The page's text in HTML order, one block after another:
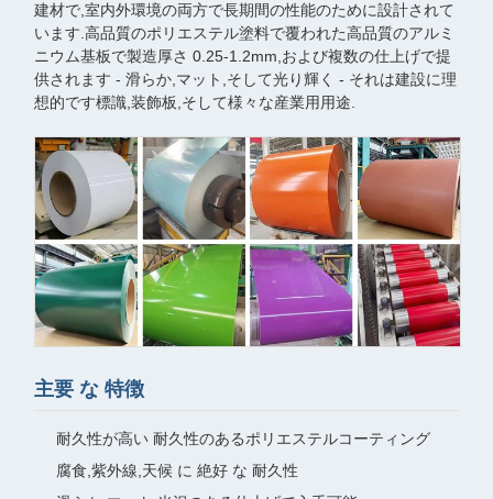
建材で,室内外環境の両方で長期間の性能のために設計されて
います.高品質のポリエステル塗料で覆われた高品質のアルミ
ニウム基板で製造厚さ 0.25-1.2mm,および複数の仕上げで提
供されます - 滑らか,マット,そして光り輝く - それは建設に理
想的です標識,装飾板,そして様々な産業用用途.
主要 な 特徴
耐久性が高い 耐久性のあるポリエステルコーティング
腐食,紫外線,天候 に 絶好 な 耐久性